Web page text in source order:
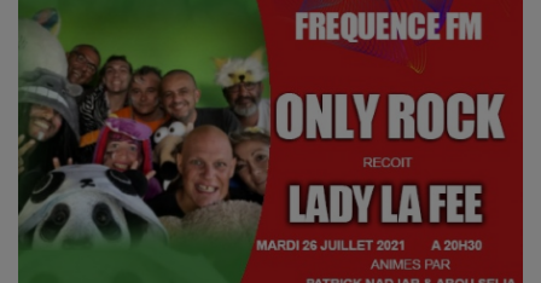
Musique
TOP 10
ARTISTES
PLAYLIST
TITRES DIFFUSÉS